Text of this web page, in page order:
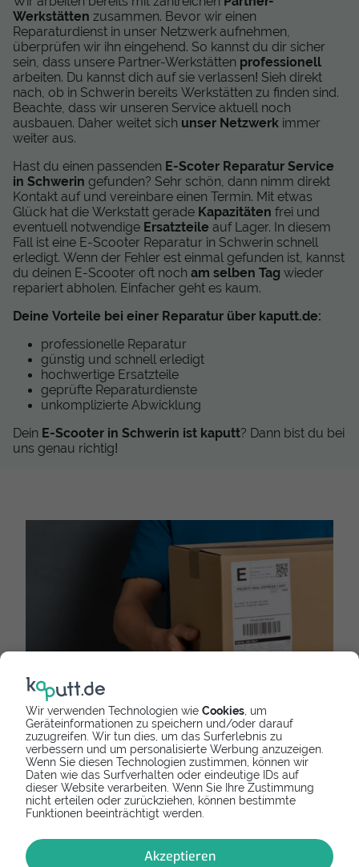
Wir verwenden Technologien wie Cookies , um
Geräteinformationen zu speichern und/oder darauf
zuzugreifen. Wir tun dies, um das Surferlebnis zu
verbessern und um personalisierte Werbung anzuzeigen.
Wenn Sie diesen Technologien zustimmen, können wir
Daten wie das Surfverhalten oder eindeutige IDs auf
dieser Website verarbeiten. Wenn Sie Ihre Zustimmung
nicht erteilen oder zurückziehen, können bestimmte
Funktionen beeinträchtigt werden.
Akzeptieren
Werkstätten zusammen. Bevor wir einen
Reparaturdienst in unser Netzwerk aufnehmen,
überprüfen wir ihn eingehend. So kannst du dir sicher
sein, dass unsere Partner-Werkstätten professionell
arbeiten. Du kannst dich auf sie verlassen! Sieh direkt
nach, ob in Schwerin bereits Werkstätten zu finden sind.
Beachte, dass wir unseren Service aktuell noch
ausbauen. Daher weitet sich unser Netzwerk immer
weiter aus.
Hast du einen passenden E-Scoter Reparatur Service
in Schwerin gefunden? Sehr schön, dann nimm direkt
Kontakt auf und vereinbare einen Termin. Mit etwas
Glück hat die Werkstatt gerade Kapazitäten frei und
eventuell notwendige Ersatzteile auf Lager. In diesem
Fall ist eine E-Scooter Reparatur in Schwerin schnell
erledigt. Wenn der Fehler est einmal gefunden ist, kannst
du deinen E-Scooter oft noch am selben Tag wieder
repariert abholen. Einfacher geht es kaum.
Deine Vorteile bei einer Reparatur über kaputt.de:
professionelle Reparatur
günstig und schnell erledigt
hochwertige Ersatzteile
geprüfte Reparaturdienste
unkomplizierte Abwicklung
Dein E-Scooter in Schwerin ist kaputt? Dann bist du bei
uns genau richtig!
E-Scooter Versandreparatur
Defekten E-Scooter einsenden
Deinen E-Scooter selbst reparieren, ist dir zu riskant? Du
würdest deinen E-Scooter lieber in professionellen